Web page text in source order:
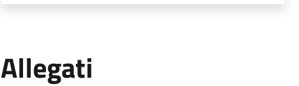
Allegati